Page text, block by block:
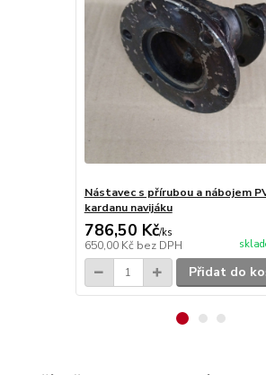
Nástavec s přírubou a nábojem
kardanu navijáku
786,50 Kč/ks
650,00 Kč bez DPH
Přidat do